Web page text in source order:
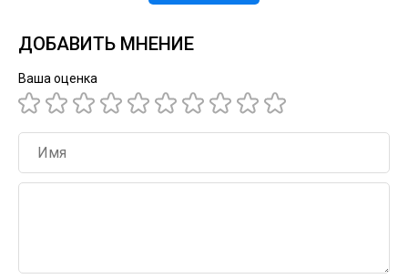
ДОБАВИТЬ МНЕНИЕ
Ваша оценка